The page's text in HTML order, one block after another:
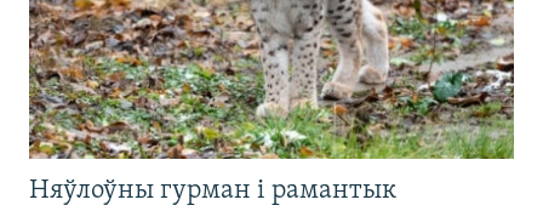
Няўлоўны гурман і рамантык